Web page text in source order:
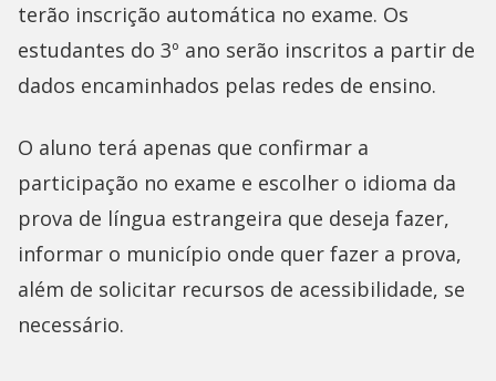
terão inscrição automática no exame. Os
estudantes do 3º ano serão inscritos a partir de
dados encaminhados pelas redes de ensino.
O aluno terá apenas que confirmar a
participação no exame e escolher o idioma da
prova de língua estrangeira que deseja fazer,
informar o município onde quer fazer a prova,
além de solicitar recursos de acessibilidade, se
necessário.